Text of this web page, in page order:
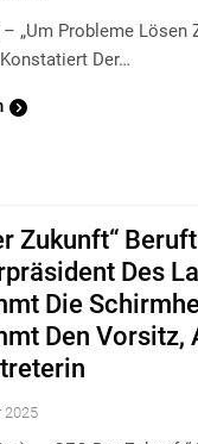
„Um Probleme Lösen
Konstatiert Der…
Zukunft“
Des
Die
Den Vorsitz,
2025